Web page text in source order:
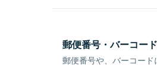
郵便番号・バーコー
郵便番号や、バーコード